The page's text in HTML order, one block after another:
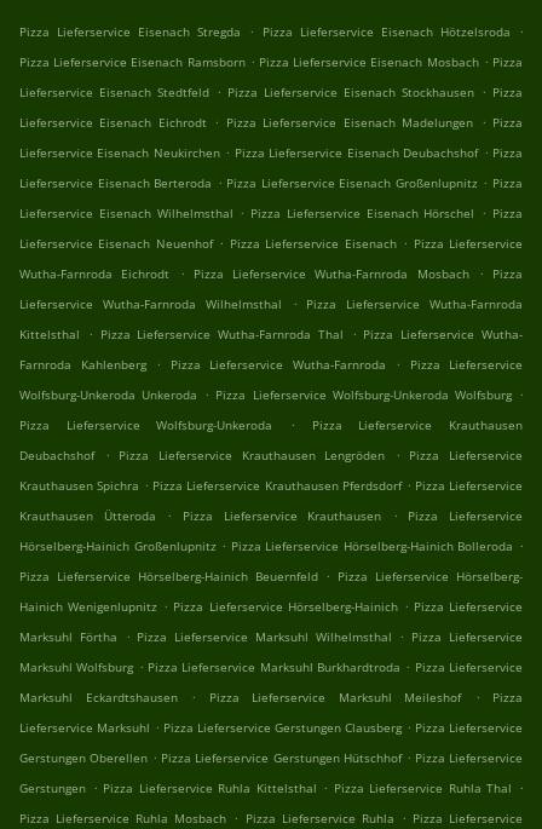
Pizza Lieferservice Eisenach Stregda . Pizza Lieferservice Eisenach Hötzelsroda
.
Pizza Lieferservice Eisenach Ramsborn . Pizza Lieferservice Eisenach Mosbach . Pizza
Lieferservice Eisenach Stedtfeld . Pizza Lieferservice Eisenach Stockhausen . Pizza
Lieferservice Eisenach Eichrodt . Pizza Lieferservice Eisenach Madelungen . Pizza
Lieferservice Eisenach Neukirchen . Pizza Lieferservice Eisenach Deubachshof . Pizza
Lieferservice Eisenach Berteroda . Pizza Lieferservice Eisenach Großenlupnitz . Pizza
Lieferservice Eisenach Wilhelmsthal . Pizza Lieferservice Eisenach Hörschel . Pizza
Lieferservice Eisenach Neuenhof . Pizza Lieferservice Eisenach . Pizza Lieferservice
Wutha-Farnroda Eichrodt
. Pizza Lieferservice Wutha-Farnroda Mosbach .
Pizza
Lieferservice Wutha-Farnroda Wilhelmsthal
.
Pizza Lieferservice Wutha-Farnroda
Kittelsthal
. Pizza Lieferservice Wutha-Farnroda Thal . Pizza Lieferservice Wutha-
Farnroda Kahlenberg
. Pizza Lieferservice Wutha-Farnroda .
Pizza Lieferservice
Wolfsburg-Unkeroda Unkeroda . Pizza Lieferservice Wolfsburg-Unkeroda Wolfsburg .
Pizza Lieferservice Wolfsburg-Unkeroda
.
Pizza Lieferservice Krauthausen
Deubachshof
. Pizza Lieferservice Krauthausen Lengröden .
Pizza Lieferservice
Krauthausen Spichra . Pizza Lieferservice Krauthausen Pferdsdorf . Pizza Lieferservice
Krauthausen Ütteroda
. Pizza Lieferservice Krauthausen .
Pizza Lieferservice
Hörselberg-Hainich Großenlupnitz . Pizza Lieferservice Hörselberg-Hainich Bolleroda .
Pizza Lieferservice Hörselberg-Hainich Beuernfeld . Pizza Lieferservice Hörselberg-
Hainich Wenigenlupnitz . Pizza Lieferservice Hörselberg-Hainich . Pizza Lieferservice
Marksuhl Förtha
. Pizza Lieferservice Marksuhl Wilhelmsthal . Pizza Lieferservice
Marksuhl Wolfsburg . Pizza Lieferservice Marksuhl Burkhardtroda . Pizza Lieferservice
Marksuhl Eckardtshausen
. Pizza Lieferservice Marksuhl Meileshof .
Pizza
Lieferservice Marksuhl . Pizza Lieferservice Gerstungen Clausberg . Pizza Lieferservice
Gerstungen Oberellen . Pizza Lieferservice Gerstungen Hütschhof . Pizza Lieferservice
Gerstungen . Pizza Lieferservice Ruhla Kittelsthal . Pizza Lieferservice Ruhla Thal .
Pizza Lieferservice Ruhla Mosbach . Pizza Lieferservice Ruhla . Pizza Lieferservice